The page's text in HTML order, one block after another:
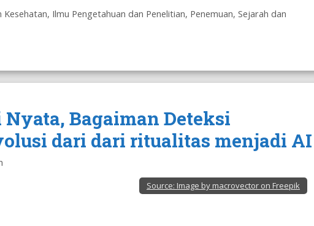
Kesehatan, Ilmu Pengetahuan dan Penelitian, Penemuan, Sejarah dan
Bagaiman Deteksi
dari dari ritualitas menjadi AI
Source: Image by macrovector on Freepik